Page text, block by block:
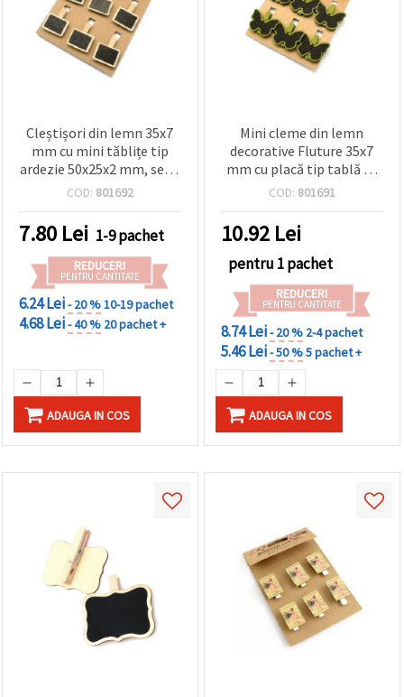
Cleștișori din lemn 35x7
mm cu mini tăblițe tip
ardezie 50x25x2 mm, set 6
bucăți
COD: 801692
7.80 Lei 1-9 pachet
REDUCERI
PENTRU CANTITATE
6.24 Lei- 20 %10-19 pachet
4.68 Lei- 40 % 20 pachet +
ADAUGA IN COS
Mini cleme din lemn
decorative Fluture 35x7
mm cu placă tip tablă de
scris 28x39x2 mm, 6 buc.,
COD: 801691
10.92 Lei
pentru 1 pachet
REDUCERI
PENTRU CANTITATE
8.74 Lei- 20 % 2-4 pachet
5.46 Lei- 50 %5 pachet +
ADAUGA IN COS